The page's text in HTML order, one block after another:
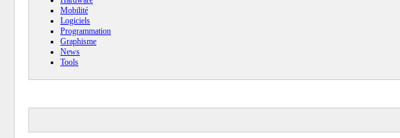
Mobilité
Logiciels
Programmation
Graphisme
News
Tools